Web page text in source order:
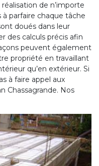
de n’importe
parfaire chaque tâche
doués dans leur
des calculs précis afin
peuvent également
propriété en travaillant
qu’en extérieur. Si
à faire appel aux
Chassagrande. Nos